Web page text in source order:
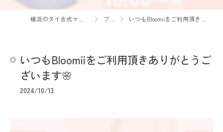
ブログ いつもBloomiiをご利用頂きありがとうございます🌸
いつもBloomiiをご利用頂きありがとうご
ざいます🌸
2024/10/13